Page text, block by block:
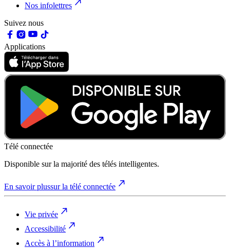
Nos infolettres
Suivez nous
Applications
Télé connectée
Disponible sur la majorité des télés intelligentes.
En savoir plussur la télé connectée
Vie privée
Accessibilité
Accès à l’information